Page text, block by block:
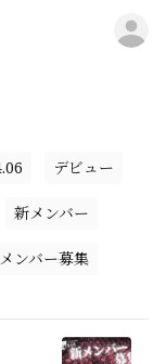
デビュー
新メンバー
メンバー募集